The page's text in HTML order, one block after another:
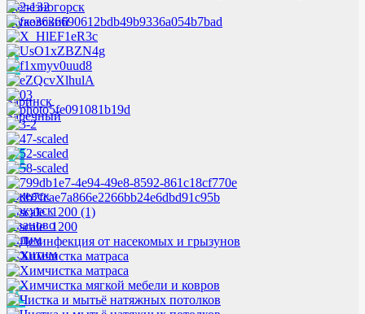
Железногорск
Жуковский
З
Заринск
Заречный
И
Ижевск
Иркутск
Иваново
Ишим
Искитим
К